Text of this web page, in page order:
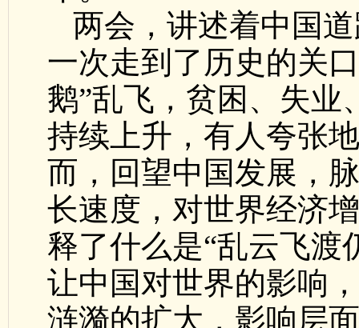
两会，讲述着中国
一次走到了历史的关
鹅”乱飞，贫困、失业
持续上升，有人夸张
而，回望中国发展，
长速度，对世界经济
释了什么是“乱云飞渡
让中国对世界的影响
涟漪的扩大，影响层